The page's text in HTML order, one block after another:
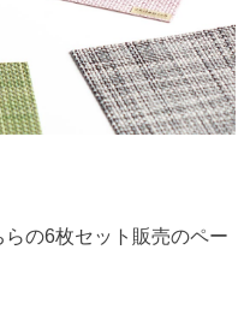
の6枚セット販売のペー